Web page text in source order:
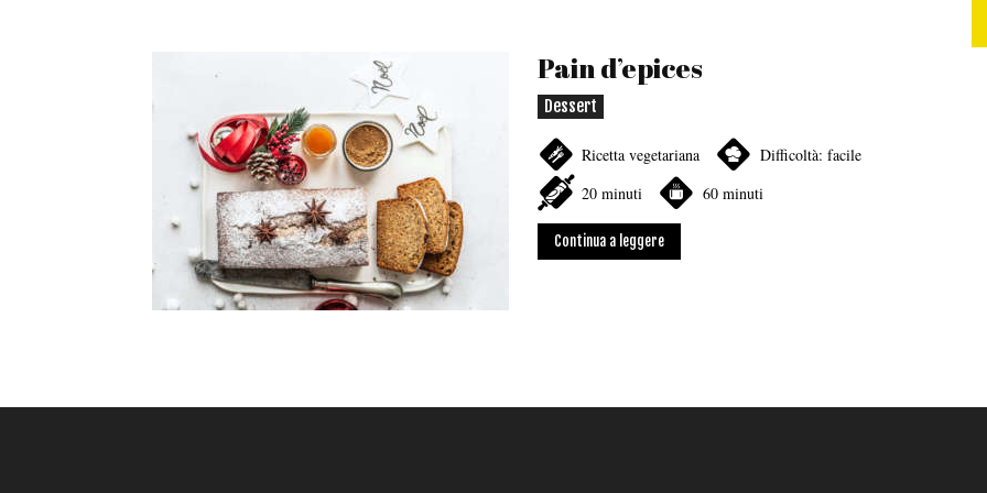
Pain d’epices
Dessert
Ricetta vegetariana
Difficoltà: facile
20 minuti
60 minuti
Continua a leggere